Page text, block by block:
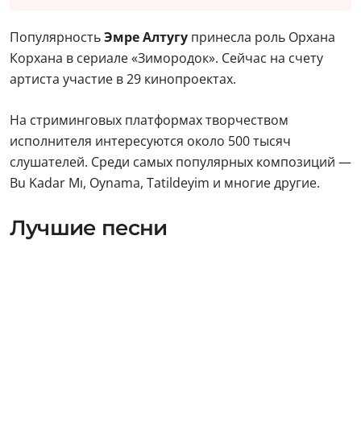
ПопулярностьЭмре Алтугу принесла роль Орхана
Корхана в сериале «Зимородок». Сейчас на счету
артиста участие в 29 кинопроектах.
На стриминговых платформах творчеством
исполнителя интересуются около 500 тысяч
слушателей. Среди самых популярных композиций —
Bu Kadar Mı, Oynama, Tatildeyim и многие другие.
Лучшие песни